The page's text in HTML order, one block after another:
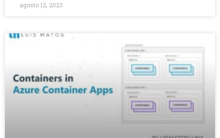
agosto 12, 2023